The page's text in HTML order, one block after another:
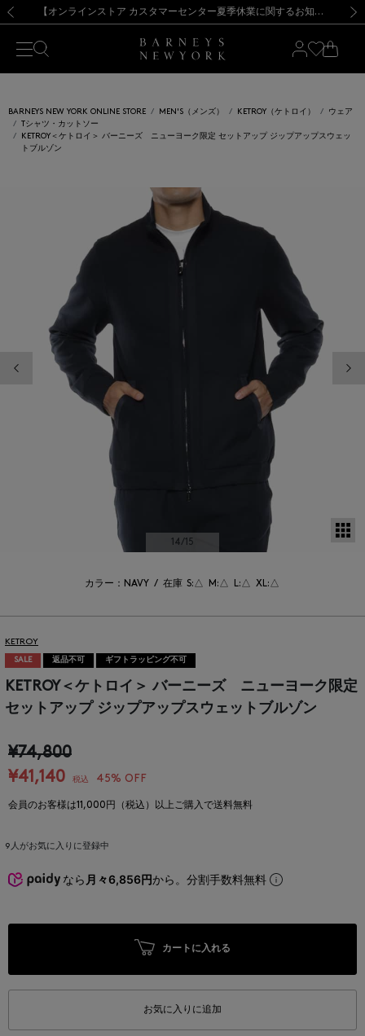
新規登録のお客様も対象！＜MY BARNEYS＞会員のお客様は11,000円（税込）以上のお買上げで常時送料無料！お買い物の際は会員登録を！
【夏季休業に伴う出荷一時停止のお知らせ】(2026.8.7) 【オンラインストア カスタマーセンター夏季休業に関するお知らせ】（2026.8.7）
【夏季休業に伴う返品・交換承り一時停止のお知らせ】（2026.8.5）
熊本県を中心とした地震の影響によるお荷物のお届けについて
【開催中】SUMMER SALEのご案内・ご注意事項 新規登録のお客様も対象！＜MY BARNEYS＞会員のお客様は11,000円（税込）以上のお買上げで常時送料無料！お買い物の際は会員登録を！
【夏季休業に伴う出荷一時停止のお知らせ】(2026.8.7)
BARNEYS NEW YORK ONLINE STORE MEN'S（メンズ） KETROY（ケトロイ）
ウェア
Tシャツ・カットソー
KETROY＜ケトロイ＞ バーニーズ ニューヨーク限定 セットアップ ジップアップスウェッ
トブルゾン
前の画像
14/15
カラー：NAVY / 在庫 S:△ M:△ L:△ XL:△
KETROY
SALE 返品不可 ギフトラッピング不可
KETROY＜ケトロイ＞ バーニーズ ニューヨーク限定
セットアップ ジップアップスウェットブルゾン
¥74,800
¥41,140
税込 45% OFF
会員のお客様は11,000円（税込）以上ご購入で送料無料
9 人がお気に入りに登録中
なら 月々6,856円から。分割手数料無料
カートに入れる
お気に入りに追加